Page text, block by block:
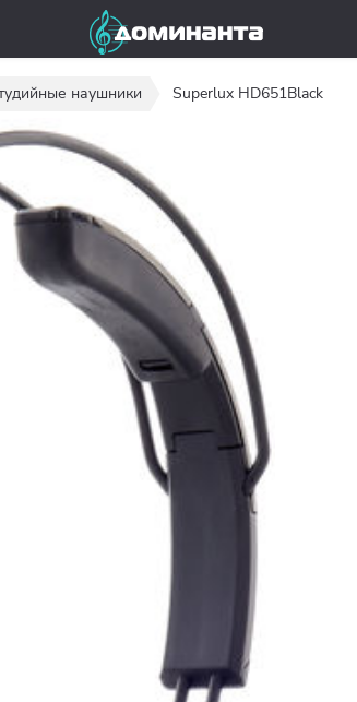
наушники Superlux HD651Black